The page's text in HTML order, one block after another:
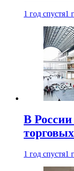
1 год спустя1
В
1 год спустя1